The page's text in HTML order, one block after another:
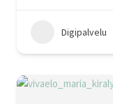
Digipalvelu